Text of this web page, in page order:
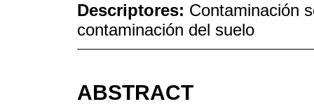
Descriptores: Contaminación
contaminación del suelo
ABSTRACT